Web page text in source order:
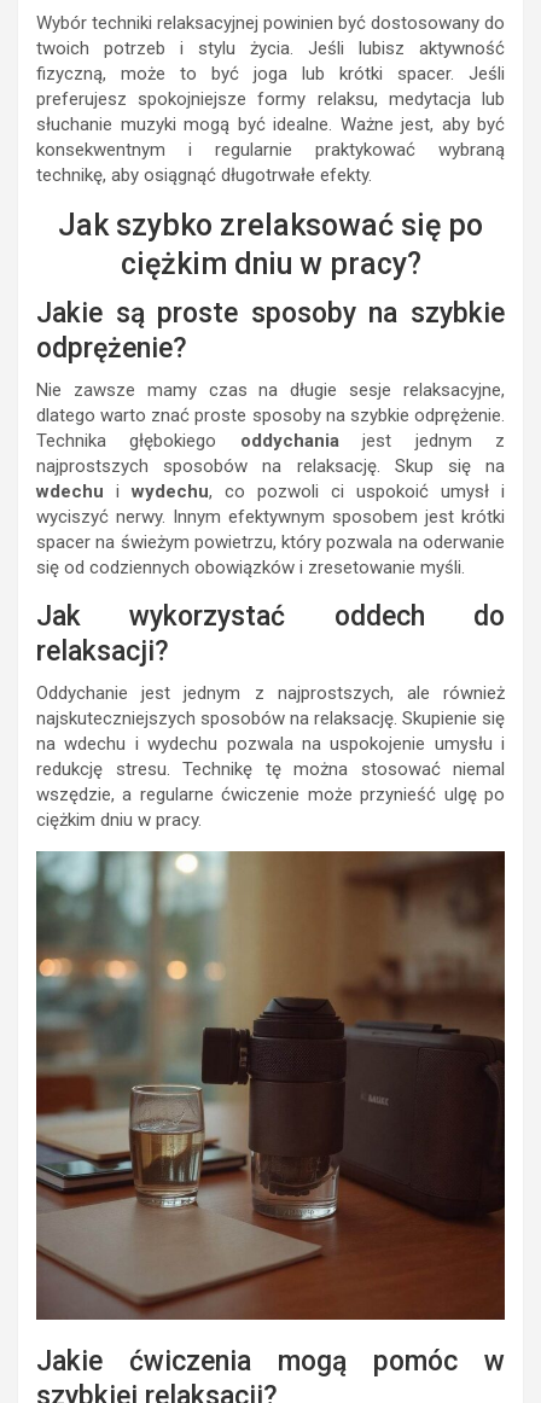
Wybór techniki relaksacyjnej powinien być dostosowany do
twoich potrzeb i stylu życia. Jeśli lubisz aktywność
fizyczną, może to być joga lub krótki spacer. Jeśli
preferujesz spokojniejsze formy relaksu, medytacja lub
słuchanie muzyki mogą być idealne. Ważne jest, aby być
konsekwentnym i regularnie praktykować wybraną
technikę, aby osiągnąć długotrwałe efekty.
Jak szybko zrelaksować się po
ciężkim dniu w pracy?
Jakie są proste sposoby na szybkie
odprężenie?
Nie zawsze mamy czas na długie sesje relaksacyjne,
dlatego warto znać proste sposoby na szybkie odprężenie.
Technika głębokiego oddychaniajest jednym z
najprostszych sposobów na relaksację. Skup się na
wdechu iwydechu, co pozwoli ci uspokoić umysł i
wyciszyć nerwy. Innym efektywnym sposobem jest krótki
spacer na świeżym powietrzu, który pozwala na oderwanie
się od codziennych obowiązków i zresetowanie myśli.
Jak wykorzystać oddech do
relaksacji?
Oddychanie jest jednym z najprostszych, ale również
najskuteczniejszych sposobów na relaksację. Skupienie się
na wdechu i wydechu pozwala na uspokojenie umysłu i
redukcję stresu. Technikę tę można stosować niemal
wszędzie, a regularne ćwiczenie może przynieść ulgę po
ciężkim dniu w pracy.
Jakie ćwiczenia mogą pomóc w